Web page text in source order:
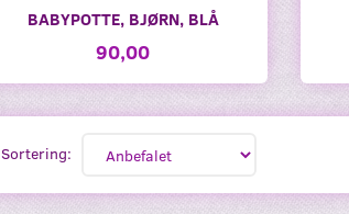
BABYPOTTE, BJØRN, BLÅ
90,00
Sortering: